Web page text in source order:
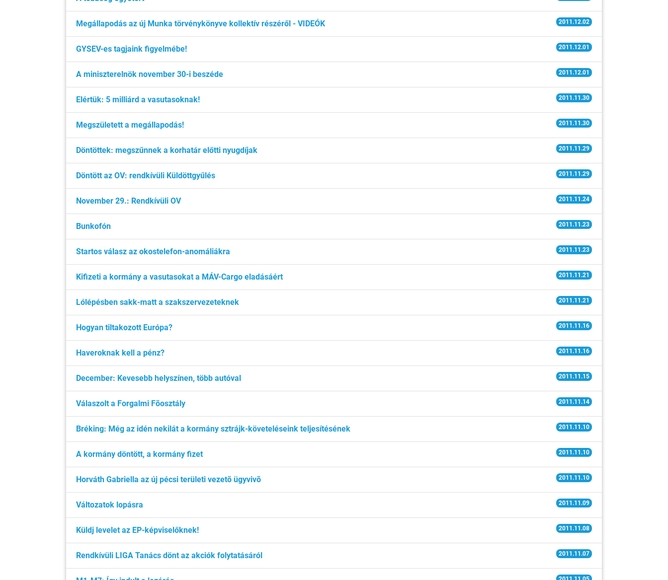
2011.12.02
Megállapodás az új Munka törvénykönyve kollektív részéről - VIDEÓK
2011.12.01
GYSEV-es tagjaink figyelmébe!
2011.12.01
A miniszterelnök november 30-i beszéde
2011.11.30
Elértük: 5 milliárd a vasutasoknak!
2011.11.30
Megszületett a megállapodás!
2011.11.29
Döntöttek: megszűnnek a korhatár előtti nyugdíjak
2011.11.29
Döntött az OV: rendkívüli Küldöttgyűlés
2011.11.24
November 29.: Rendkívüli OV
2011.11.23
Bunkofón
2011.11.23
Startos válasz az okostelefon-anomáliákra
2011.11.21
Kifizeti a kormány a vasutasokat a MÁV-Cargo eladásáért
2011.11.21
Lólépésben sakk-matt a szakszervezeteknek
2011.11.16
Hogyan tiltakozott Európa?
2011.11.16
Haveroknak kell a pénz?
2011.11.15
December: Kevesebb helyszínen, több autóval
2011.11.14
Válaszolt a Forgalmi Fõosztály
2011.11.10
Bréking: Még az idén nekilát a kormány sztrájk-követeléseink teljesítésének
2011.11.10
A kormány döntött, a kormány fizet
2011.11.10
Horváth Gabriella az új pécsi területi vezetõ ügyvivõ
2011.11.09
Változatok lopásra
2011.11.08
Küldj levelet az EP-képviselőknek!
2011.11.07
Rendkívüli LIGA Tanács dönt az akciók folytatásáról